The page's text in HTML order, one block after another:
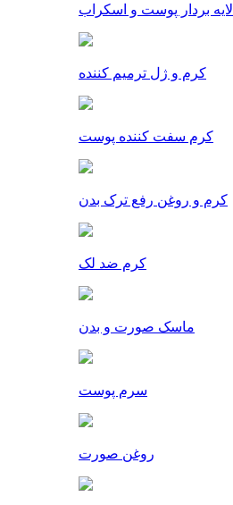
لایه بردار پوست و اسکراب
کرم و ژل ترمیم کننده
کرم سفت کننده پوست
کرم و روغن رفع ترک بدن
کرم ضد لک
ماسک صورت و بدن
سرم پوست
روغن صورت